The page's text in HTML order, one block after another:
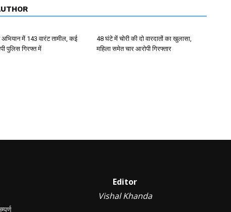
अभियान में 143 वारंट तामील, कई
पुलिस गिरफ्त में
48 घंटे में चोरी की दो वारदातों का खुलासा,
महिला समेत चार आरोपी गिरफ्तार
Editor
Vishal Khanda